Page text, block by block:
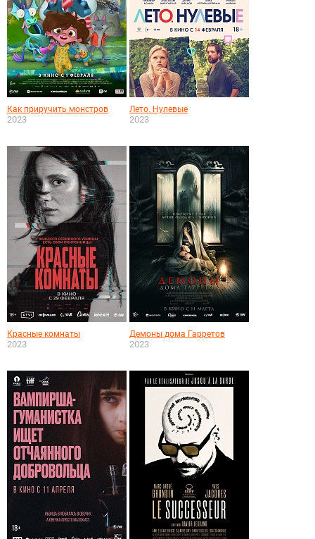
Как приручить монстров
2023
Лето. Нулевые
2023
Красные комнаты
2023
Демоны дома Гарретов
2023